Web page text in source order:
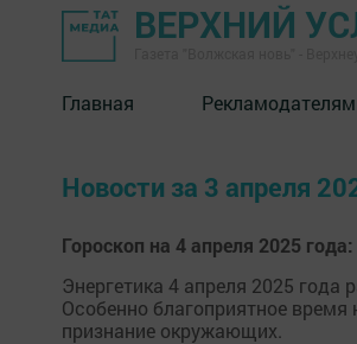
ВЕРХНИЙ
Главная Рекламодателям
Новости за 3 апреля
Гороскоп на 4 апреля 2025
Энергетика 4 апреля 2025
Особенно благоприятное
признание окружающих.